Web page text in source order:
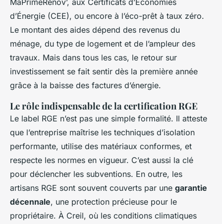
MaPrimeRénov’, aux Certificats d’Économies
d’Énergie (CEE), ou encore à l’éco-prêt à taux zéro.
Le montant des aides dépend des revenus du
ménage, du type de logement et de l’ampleur des
travaux. Mais dans tous les cas, le retour sur
investissement se fait sentir dès la première année
grâce à la baisse des factures d’énergie.
Le rôle indispensable de la certification RGE
Le label RGE n’est pas une simple formalité. Il atteste
que l’entreprise maîtrise les techniques d’isolation
performante, utilise des matériaux conformes, et
respecte les normes en vigueur. C’est aussi la clé
pour déclencher les subventions. En outre, les
artisans RGE sont souvent couverts par une garantie
décennale, une protection précieuse pour le
propriétaire. À Creil, où les conditions climatiques